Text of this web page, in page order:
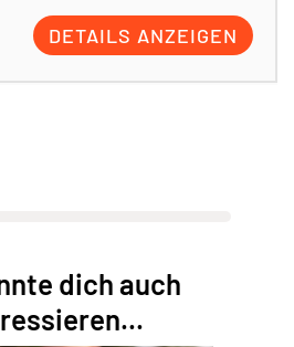
DETAILS
dich auch